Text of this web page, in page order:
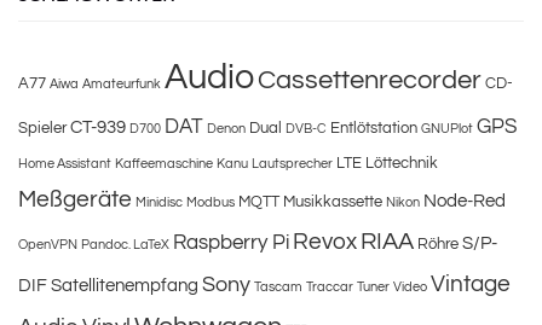
A77 Aiwa Amateurfunk AudioCassettenrecorder CD-
Spieler CT-939 D700 DAT Denon Dual DVB-C Entlötstation GNUPlot GPS
Home Assistant Kaffeemaschine Kanu Lautsprecher LTE Löttechnik
Meßgeräte Minidisc Modbus MQTT Musikkassette Nikon Node-Red
OpenVPN Pandoc. LaTeX Raspberry Pi Revox RIAA Röhre S/P-
DIFSatellitenempfang Sony Tascam Traccar Tuner Video Vintage